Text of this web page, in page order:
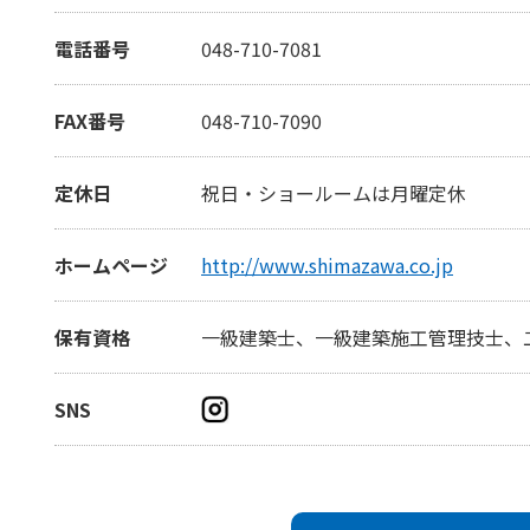
電話番号 048-710-7081
FAX番号 048-710-7090
定休日 祝日・ショールームは月曜定休
ホームページ http://www.shimazawa.co.jp
保有資格 一級建築士、一級建築施工管理技士、
SNS